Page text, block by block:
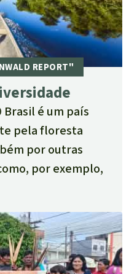
Brasil é um país
pela floresta
por outras
por exemplo,